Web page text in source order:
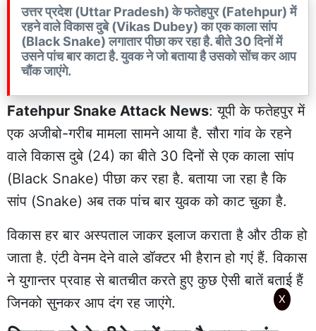
उत्तर प्रदेश (Uttar Pradesh) के फतेहपुर (Fatehpur) में
रहने वाले विकास दुबे (Vikas Dubey) का एक काला सांप
(Black Snake) लगातार पीछा कर रहा है. बीते 30 दिनों में
उसने पांच बार काटा है. युवक ने जो बताया है उसको सोंच कर आप
चौंक जाएंगे.
Fatehpur Snake Attack News: यूपी केफतेहपुर में
एक अजीबो-गरीब मामला सामने आया है. सौरा गांव के रहने
वाले विकास दुबे (24) का बीते 30 दिनों से एक काला सांप
(Black Snake) पीछा कर रहा है. बताया जा रहा है कि
सांप (Snake) अब तक पांच बार युवक को काट चुका है.
विकास हर बार अस्पताल जाकर इलाज कराता है और ठीक हो
जाता है. एंटी वेनम देने वाले डॉक्टर भी हैरान हो गएं हैं. विकास
ने युगान्तर प्रवाह से बातचीत करते हुए कुछ ऐसी बातें बताई हैं
जिनको सुनकर आप दंग रह जाएंगे.
X